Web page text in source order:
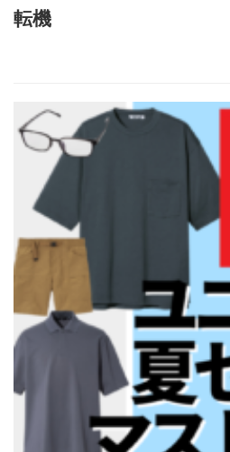
転機